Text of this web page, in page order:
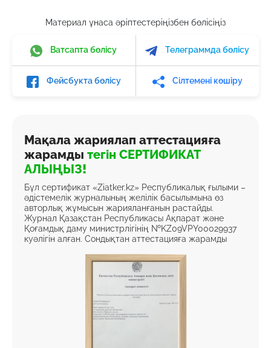
Материал ұнаса әріптестеріңізбен бөлісіңіз
Ватсапта бөлісу Телеграммда бөлісу
Фейсбукта бөлісу Сілтемені көшіру
Мақала жариялап аттестацияға
жарамды тегін СЕРТИФИКАТ
АЛЫҢЫЗ!
Бұл сертификат «Ziatker.kz» Республикалық ғылыми –
әдістемелік журналының желілік басылымына өз
авторлық жұмысын жарияланғанын растайды.
Журнал Қазақстан Республикасы Ақпарат және
Қоғамдық даму министрлігінің №KZ09VPY00029937
куәлігін алған. Сондықтан аттестацияға жарамды